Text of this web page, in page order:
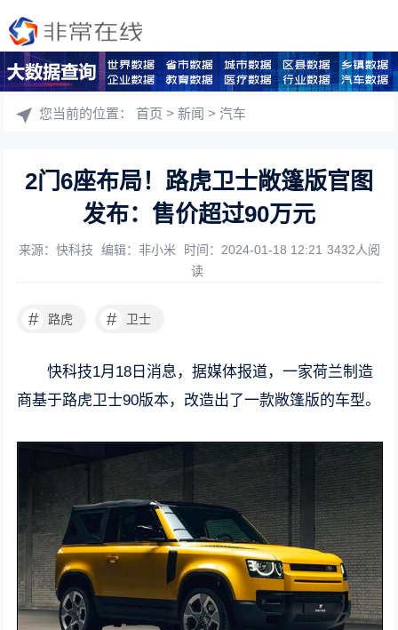
您当前的位置：首页 >新闻 >汽车
2门6座布局！路虎卫士敞篷版官图
发布：售价超过90万元
来源：快科技 编辑：非小米 时间：2024-01-18 12:21 3432人阅
读
# 路虎 # 卫士
快科技1月18日消息，据媒体报道，一家荷兰制造
商基于路虎卫士90版本，改造出了一款敞篷版的车型。